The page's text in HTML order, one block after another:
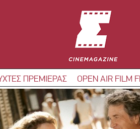
ΠΡΕΜΙΕΡΑΣ OPEN AIR FILM